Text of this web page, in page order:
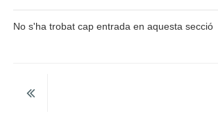
No s'ha trobat cap entrada en aquesta secció